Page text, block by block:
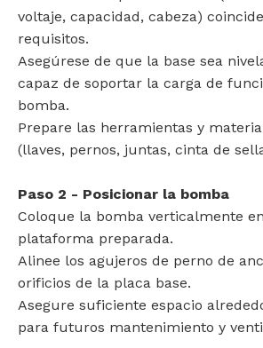
voltaje, capacidad, cabeza)
requisitos.
Asegúrese de que la base sea
capaz de soportar la carga de
bomba.
Prepare las herramientas y
(llaves, pernos, juntas, cinta de
Paso 2 - Posicionar la bomba
Coloque la bomba verticalmente
plataforma preparada.
Alinee los agujeros de perno de
orificios de la placa base.
Asegure suficiente espacio
para futuros mantenimiento y